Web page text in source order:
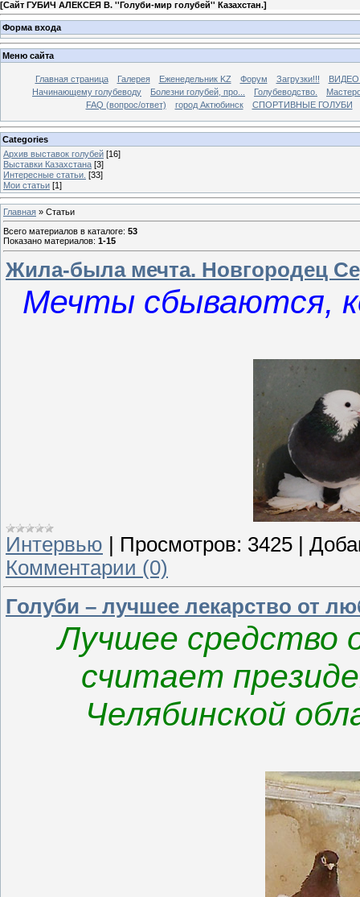
[Сайт ГУБИЧ АЛЕКСЕЯ В. ''Голуби-мир голубей'' Казахстан.]
Форма входа
Меню сайта
Главная страница Галерея Еженедельник KZ Форум Загрузки!!!
Начинающему голубеводу
Болезни голубей, про... Голубеводство.
FAQ (вопрос/ответ)
город Актюбинск СПОРТИВНЫЕ ГОЛУБИ
Categories
Архив выставок голубей [16]
Выставки Казахстана [3]
Интересные статьи. [33]
Мои статьи [1]
Главная » Статьи
Всего материалов в каталоге: 53
Показано материалов: 1-15
Жила-была мечта. Новгородец
Мечты сбываются,
Интервью Просмотров: 3425
Комментарии (0)
Голуби – лучшее лекарство от
Лучшее средство
считает
Челябинской